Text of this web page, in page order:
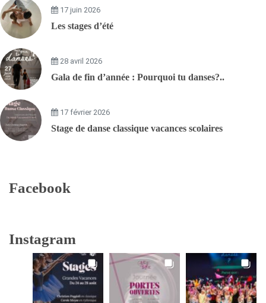
17 juin 2026
Les stages d’été
28 avril 2026
Gala de fin d’année : Pourquoi tu danses?..
17 février 2026
Stage de danse classique vacances scolaires
Facebook
Instagram